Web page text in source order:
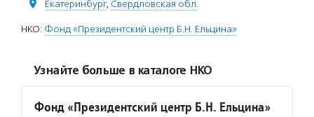
Екатеринбург, Свердловская обл.
НКО: Фонд «Президентский центр Б.Н. Ельцина»
Узнайте больше в каталоге НКО
Фонд «Президентский центр Б.Н. Ельцина»